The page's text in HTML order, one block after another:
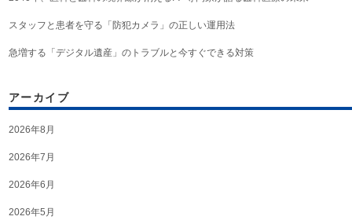
スタッフと患者を守る「防犯カメラ」の正しい運用法
急増する「デジタル遺産」のトラブルと今すぐできる対策
アーカイブ
2026年8月
2026年7月
2026年6月
2026年5月